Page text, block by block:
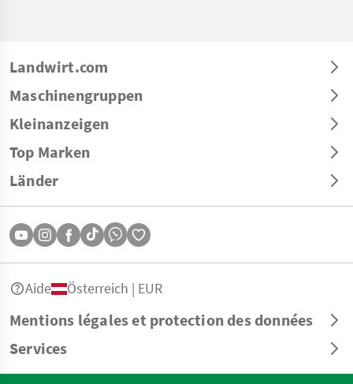
Landwirt.com
Maschinengruppen
Kleinanzeigen
Top Marken
Länder
Mentions légales et protection des données
Services
Aide Österreich | EUR